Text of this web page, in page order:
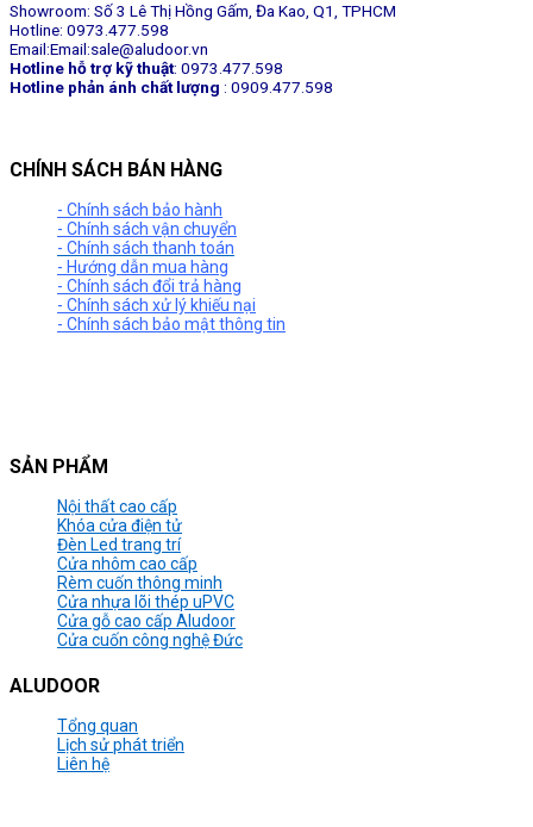
Showroom: Số 3 Lê Thị Hồng Gấm, Đa Kao, Q1, TPHCM
Hotline: 0973.477.598
Email:Email:sale@aludoor.vn
Hotline hỗ trợ kỹ thuật: 0973.477.598
Hotline phản ánh chất lượng : 0909.477.598
CHÍNH SÁCH BÁN HÀNG
- Chính sách bảo hành
- Chính sách vận chuyển
- Chính sách thanh toán
- Hướng dẫn mua hàng
- Chính sách đổi trả hàng
- Chính sách xử lý khiếu nại
- Chính sách bảo mật thông tin
SẢN PHẨM
Nội thất cao cấp
Khóa cửa điện tử
Đèn Led trang trí
Cửa nhôm cao cấp
Rèm cuốn thông minh
Cửa nhựa lõi thép uPVC
Cửa gỗ cao cấp Aludoor
Cửa cuốn công nghệ Đức
ALUDOOR
Tổng quan
Lịch sử phát triển
Liên hệ